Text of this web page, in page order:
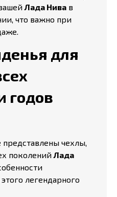
Лада Нива в
что важно при
для
годов
чехлы,
поколенийЛада
легендарного